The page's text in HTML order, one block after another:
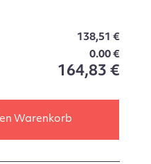
138,51 €
0.00 €
164,83 €
Warenkorb